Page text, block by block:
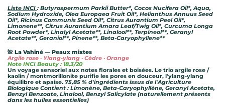
Liste INCI : Butyrospermum Parkii Butter*, Cocos Nucifera Oil*, Aqua,
Sodium Hydroxide, Olea Europaea Fruit Oil*, Helianthus Annuus Seed
Oil*, Ricinus Communis Seed Oil*, Citrus Aurantium Peel Oil*,
Limonene**, Citrus Aurantium Amara Leaf/Twig Oil*, Curcuma Longa
Root Powder*, Linalyl Acetate**, Linalool**, Terpineol**, Geranyl
Acetate**, Geraniol**, Pinene**, Beta-Caryophyllene**
🌺 La Vahiné — Peaux mixtes
Argile rose · Ylang-ylang · Cèdre · Orange
Note INCI Beauty : 18,3/20
Un voyage sensoriel aux notes florales et boisées. Le trio argile rose /
kaolin / montmorillonite purifie les pores en douceur, l'ylang-ylang
équilibre et apaise. 75,85 % d'ingrédients issus de l'Agriculture
Biologique Contient : Limonène, Beta-Caryophyllène, Geranyl Acetate,
Benzyl Benzoate, Linalool, Benzyl Salicylate (naturellement présents
dans les huiles essentielles)